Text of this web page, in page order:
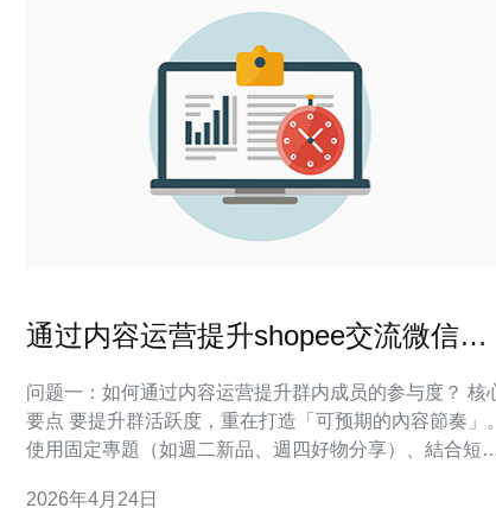
通过内容运营提升shopee交流微信群
问题一：如何通过内容运营提升群内成员的参与度？ 核
要点 要提升群活跃度，重在打造「可预期的內容節奏」。
使用固定專題（如週二新品、週四好物分享）、結合短
2026年4月24日